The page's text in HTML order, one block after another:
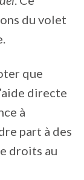
du volet
que
directe
à
part à des
droits au